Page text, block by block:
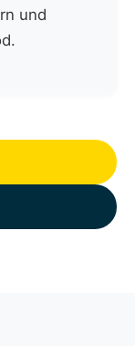
und